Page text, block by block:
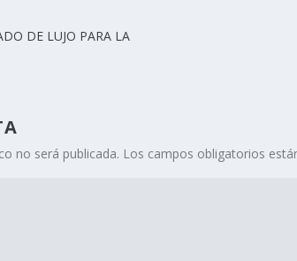
DE LUJO PARA LA
no será publicada. Los campos obligatorios